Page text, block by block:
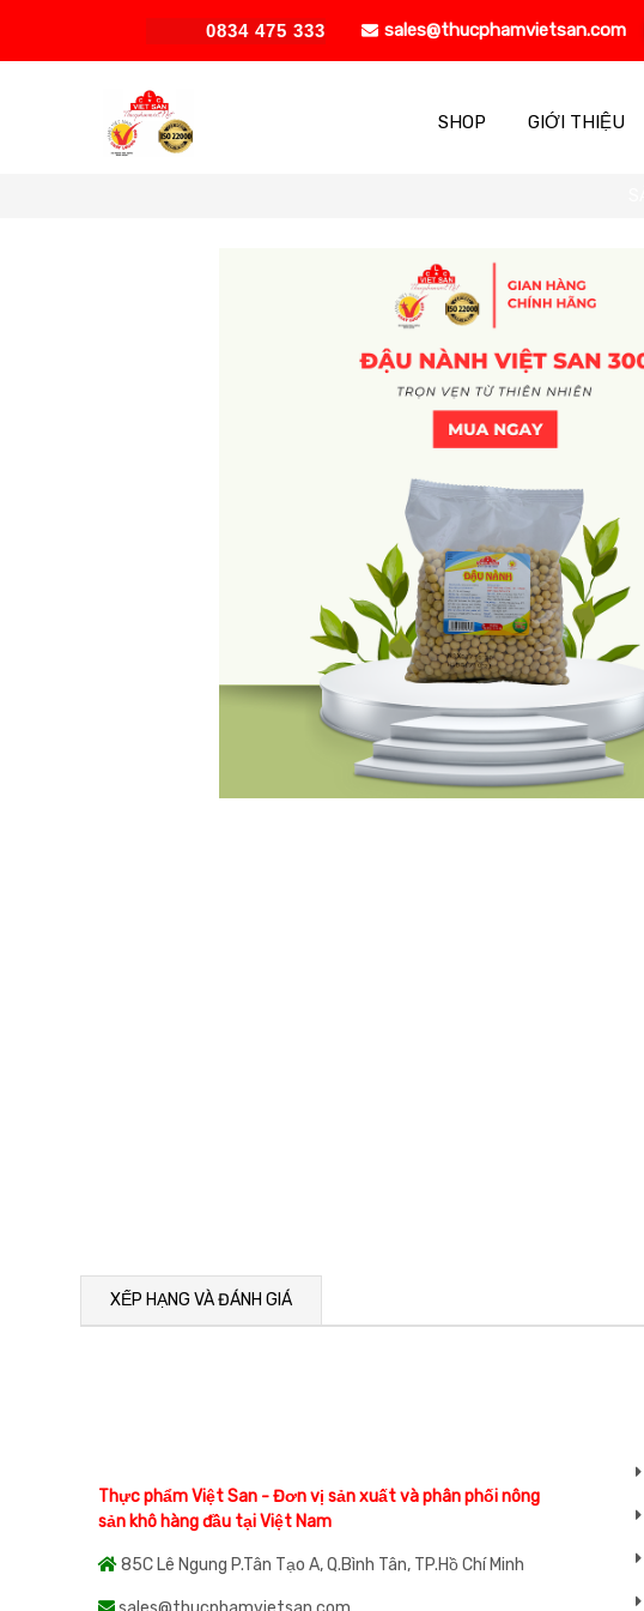
0834 475 333 sales@thucphamvietsan.com
SHOP GIỚI THIỆU
XẾP HẠNG VÀ ĐÁNH GIÁ
Thực phẩm Việt San - Đơn vị sản xuất và phân phối nông
sản khô hàng đầu tại Việt Nam
85C Lê Ngung P.Tân Tạo A, Q.Bình Tân, TP.Hồ Chí Minh